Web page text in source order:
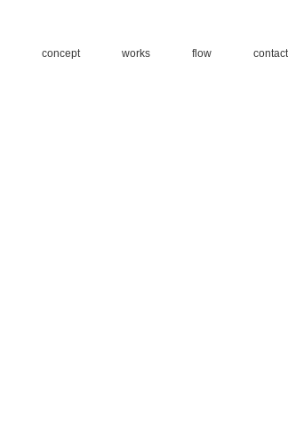
concept works flow contact